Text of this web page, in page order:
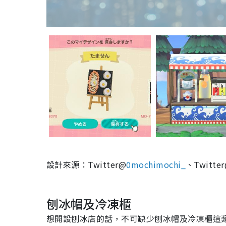
設計來源：Twitter@0mochimochi_ 、
刨冰帽及冷凍櫃
想開設刨冰店的話，不可缺少刨冰帽及冷凍櫃